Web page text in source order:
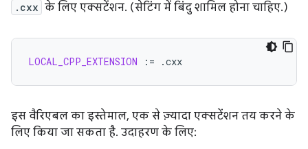
.cxx के लिए एक्सटेंशन. (सेटिंग में बिंदु शामिल होना चाहिए.)
LOCAL_CPP_EXTENSION :=
इस वैरिएबल का इस्तेमाल, एक से ज़्यादा एक्सटेंशन तय करने के
लिए किया जा सकता है. उदाहरण के लिए: